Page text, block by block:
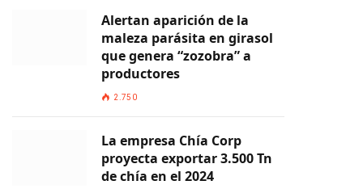
Alertan aparición de la
maleza parásita en girasol
que genera “zozobra” a
productores
2.750
La empresa Chía Corp
proyecta exportar 3.500 Tn
de chía en el 2024